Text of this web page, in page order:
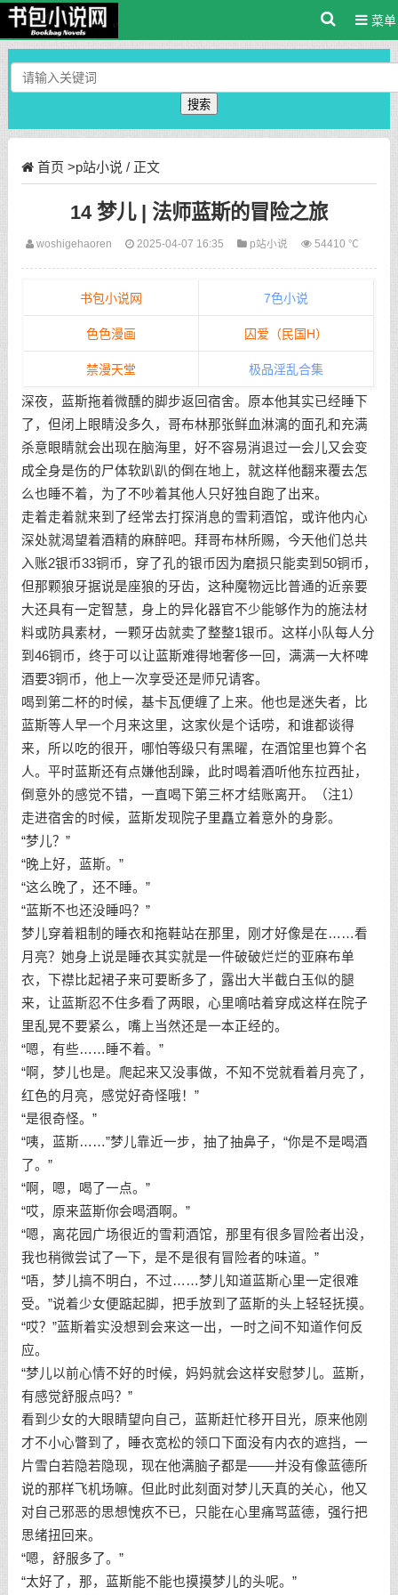
菜单
搜索
首页 >p站小说 / 正文
14 梦儿 | 法师蓝斯的冒险之旅
woshigehaoren 2025-04-07 16:35 p站小说 54410 ℃
书包小说网 7色小说
色色漫画 囚爱（民国H）
禁漫天堂 极品淫乱合集
深夜，蓝斯拖着微醺的脚步返回宿舍。原本他其实已经睡下
了，但闭上眼睛没多久，哥布林那张鲜血淋漓的面孔和充满
杀意眼睛就会出现在脑海里，好不容易消退过一会儿又会变
成全身是伤的尸体软趴趴的倒在地上，就这样他翻来覆去怎
么也睡不着，为了不吵着其他人只好独自跑了出来。
走着走着就来到了经常去打探消息的雪莉酒馆，或许他内心
深处就渴望着酒精的麻醉吧。拜哥布林所赐，今天他们总共
入账2银币33铜币，穿了孔的银币因为磨损只能卖到50铜币，
但那颗狼牙据说是座狼的牙齿，这种魔物远比普通的近亲要
大还具有一定智慧，身上的异化器官不少能够作为的施法材
料或防具素材，一颗牙齿就卖了整整1银币。这样小队每人分
到46铜币，终于可以让蓝斯难得地奢侈一回，满满一大杯啤
酒要3铜币，他上一次享受还是师兄请客。
喝到第二杯的时候，基卡瓦便缠了上来。他也是迷失者，比
蓝斯等人早一个月来这里，这家伙是个话唠，和谁都谈得
来，所以吃的很开，哪怕等级只有黑曜，在酒馆里也算个名
人。平时蓝斯还有点嫌他刮躁，此时喝着酒听他东拉西扯，
倒意外的感觉不错，一直喝下第三杯才结账离开。（注1）
走进宿舍的时候，蓝斯发现院子里矗立着意外的身影。
“梦儿？”
“晚上好，蓝斯。”
“这么晚了，还不睡。”
“蓝斯不也还没睡吗？”
梦儿穿着粗制的睡衣和拖鞋站在那里，刚才好像是在……看
月亮？她身上说是睡衣其实就是一件破破烂烂的亚麻布单
衣，下襟比起裙子来可要断多了，露出大半截白玉似的腿
来，让蓝斯忍不住多看了两眼，心里嘀咕着穿成这样在院子
里乱晃不要紧么，嘴上当然还是一本正经的。
“嗯，有些……睡不着。”
“啊，梦儿也是。爬起来又没事做，不知不觉就看着月亮了，
红色的月亮，感觉好奇怪哦！”
“是很奇怪。”
“咦，蓝斯……”梦儿靠近一步，抽了抽鼻子，“你是不是喝酒
了。”
“啊，嗯，喝了一点。”
“哎，原来蓝斯你会喝酒啊。”
“嗯，离花园广场很近的雪莉酒馆，那里有很多冒险者出没，
我也稍微尝试了一下，是不是很有冒险者的味道。”
“唔，梦儿搞不明白，不过……梦儿知道蓝斯心里一定很难
受。”说着少女便踮起脚，把手放到了蓝斯的头上轻轻抚摸。
“哎？”蓝斯着实没想到会来这一出，一时之间不知道作何反
应。
“梦儿以前心情不好的时候，妈妈就会这样安慰梦儿。蓝斯，
有感觉舒服点吗？”
看到少女的大眼睛望向自己，蓝斯赶忙移开目光，原来他刚
才不小心瞥到了，睡衣宽松的领口下面没有内衣的遮挡，一
片雪白若隐若隐现，现在他满脑子都是——并没有像蓝德所
说的那样飞机场嘛。但此时此刻面对梦儿天真的关心，他又
对自己邪恶的思想愧疚不已，只能在心里痛骂蓝德，强行把
思绪扭回来。
“嗯，舒服多了。”
“太好了，那，蓝斯能不能也摸摸梦儿的头呢。”